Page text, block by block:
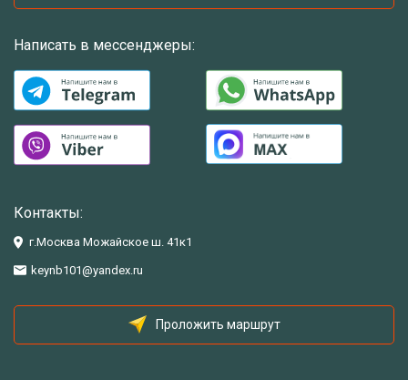
Написать в мессенджеры:
Контакты:
г.Москва Можайское ш. 41к1
keynb101@yandex.ru
Проложить маршрут